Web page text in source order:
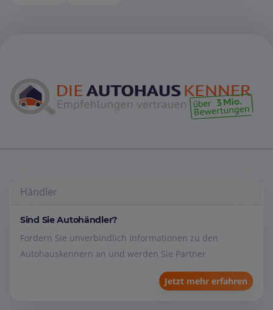
Händler
Sind Sie Autohändler?
Fordern Sie unverbindlich Informationen zu den
Autohauskennern an und werden Sie Partner
Jetzt mehr erfahren